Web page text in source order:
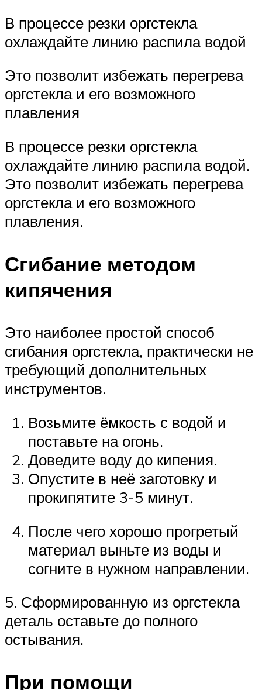
В процессе резки оргстекла
охлаждайте линию распила водой
Это позволит избежать перегрева
оргстекла и его возможного
плавления
В процессе резки оргстекла
охлаждайте линию распила водой.
Это позволит избежать перегрева
оргстекла и его возможного
плавления.
Сгибание методом
кипячения
Это наиболее простой способ
сгибания оргстекла, практически не
требующий дополнительных
инструментов.
Возьмите ёмкость с водой и
поставьте на огонь.
Доведите воду до кипения.
Опустите в неё заготовку и
прокипятите 3-5 минут.
После чего хорошо прогретый
материал выньте из воды и
согните в нужном направлении.
5. Сформированную из оргстекла
деталь оставьте до полного
остывания.
При помощи